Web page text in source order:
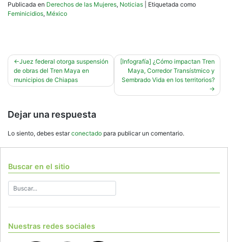
Publicada en Derechos de las Mujeres, Noticias
Etiquetada como
Feminicidios, México
Navegación
de
Juez federal otorga suspensión
de obras del Tren Maya en
municipios de Chiapas
[Infografía] ¿Cómo impactan Tren
Maya, Corredor Transístmico y
Sembrado Vida en los territorios?
Dejar una respuesta
Lo siento, debes estarconectado para publicar un comentario.
Buscar en el sitio
Nuestras redes sociales